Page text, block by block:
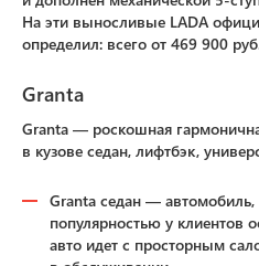
На эти выносливые LADA
определил: всего от 469 900
Granta
Granta — роскошная
в кузове седан, лифтбэк,
Granta седан —
популярностью у клиентов
авто идет с просторным